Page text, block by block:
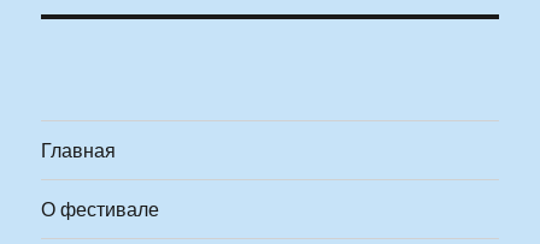
Главная
О фестивале